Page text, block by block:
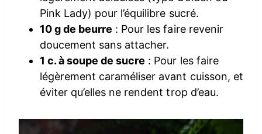
Pink Lady) pour l’équilibre sucré.
10 g de beurre : Pour les faire revenir
doucement sans attacher.
1 c. à soupe de sucre : Pour les faire
légèrement caraméliser avant cuisson, et
éviter qu’elles ne rendent trop d’eau.